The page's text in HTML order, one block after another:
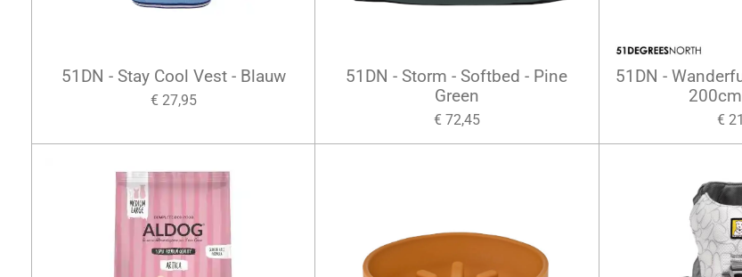
51DN - Stay Cool Vest - Blauw
€ 27,95
51DN - Storm - Softbed - Pine
Green
€ 72,45
51DN -
€